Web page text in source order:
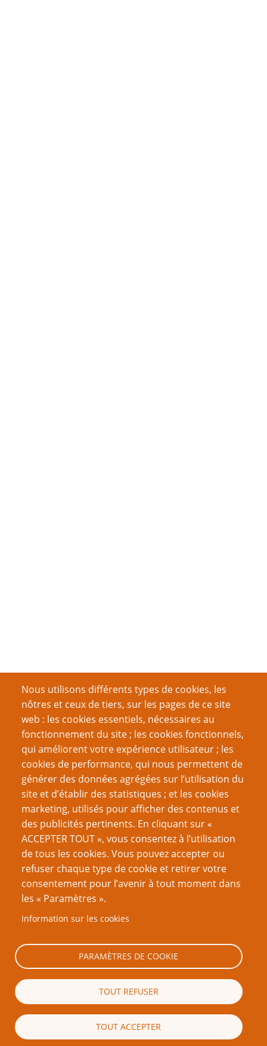
Nous utilisons différents types de cookies, les
nôtres et ceux de tiers, sur les pages de ce site
web : les cookies essentiels, nécessaires au
fonctionnement du site ; les cookies fonctionnels,
qui améliorent votre expérience utilisateur ; les
cookies de performance, qui nous permettent de
générer des données agrégées sur l’utilisation du
site et d’établir des statistiques ; et les cookies
marketing, utilisés pour afficher des contenus et
des publicités pertinents. En cliquant sur «
ACCEPTER TOUT », vous consentez à l’utilisation
de tous les cookies. Vous pouvez accepter ou
refuser chaque type de cookie et retirer votre
consentement pour l’avenir à tout moment dans
les « Paramètres ».
Information sur les cookies
PARAMÈTRES DE COOKIE
TOUT REFUSER
TOUT ACCEPTER